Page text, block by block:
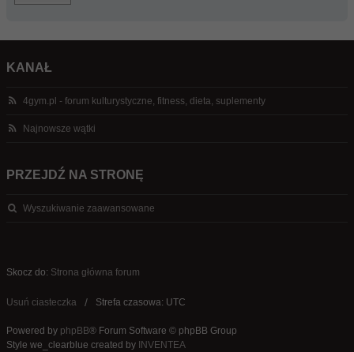
KANAŁ
4gym.pl - forum kulturystyczne, fitness, dieta, suplementy
Najnowsze wątki
PRZEJDŹ NA STRONĘ
Wyszukiwanie zaawansowane
Skocz do: Strona główna forum
Usuń ciasteczka Strefa czasowa: UTC
Powered by phpBB® Forum Software © phpBB Group
Style we_clearblue created by INVENTEA